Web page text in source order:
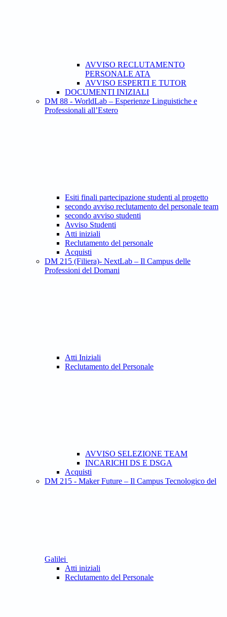
AVVISO RECLUTAMENTO
PERSONALE ATA
AVVISO ESPERTI E TUTOR
DOCUMENTI INIZIALI
DM 88 - WorldLab – Esperienze Linguistiche e
Professionali all’Estero
Esiti finali partecipazione studenti al progetto
secondo avviso reclutamento del personale team
secondo avviso studenti
Avviso Studenti
Atti iniziali
Reclutamento del personale
Acquisti
DM 215 (Filiera)- NextLab – Il Campus delle
Professioni del Domani
Atti Iniziali
Reclutamento del Personale
AVVISO SELEZIONE TEAM
INCARICHI DS E DSGA
Acquisti
DM 215 - Maker Future – Il Campus Tecnologico del
Galilei
Atti iniziali
Reclutamento del Personale